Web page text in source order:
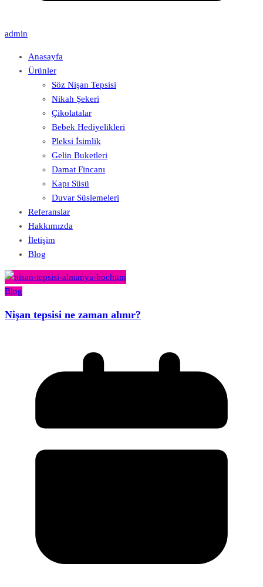
admin
Anasayfa
Ürünler
Söz Nişan Tepsisi
Nikah Şekeri
Çikolatalar
Bebek Hediyelikleri
Pleksi İsimlik
Gelin Buketleri
Damat Fincanı
Kapı Süsü
Duvar Süslemeleri
Referanslar
Hakkımızda
İletişim
Blog
Blog
Nişan tepsisi ne zaman alınır?